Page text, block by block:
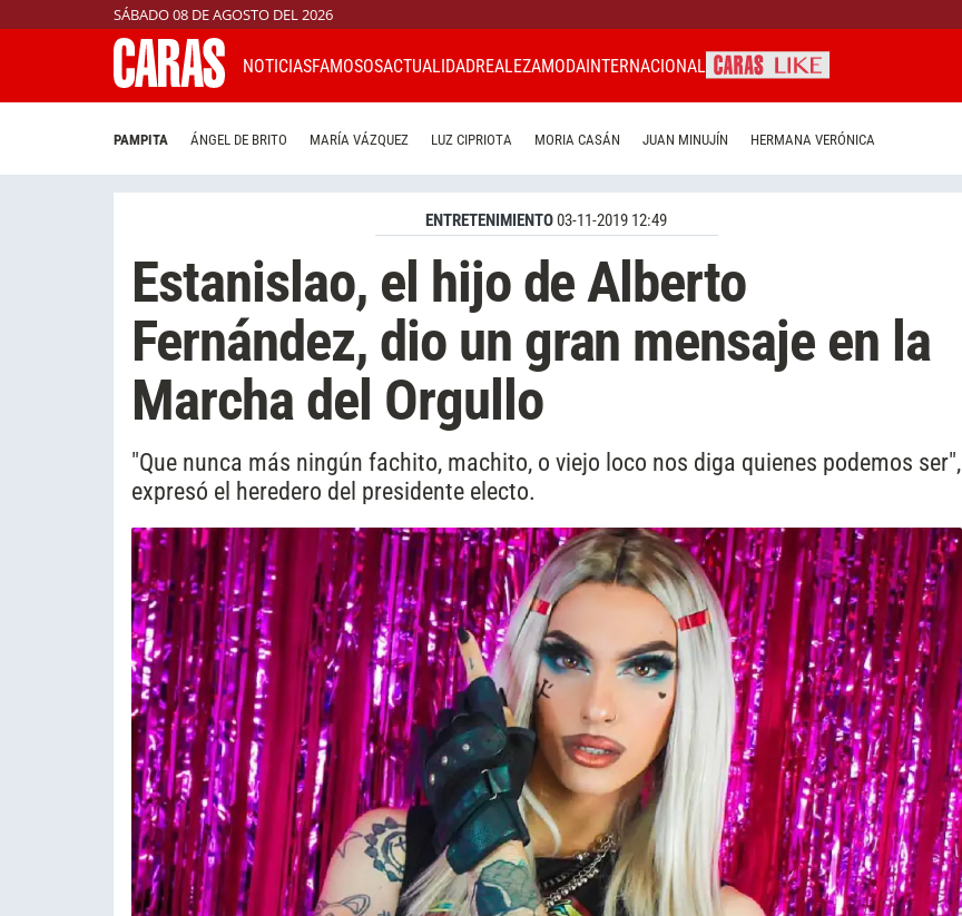
SÁBADO 08 DE AGOSTO DEL 2026
NOTICIASFAMOSOSACTUALIDADREALEZAMODAINTERNACIONAL
PAMPITA ÁNGEL DE BRITO MARÍA VÁZQUEZ LUZ CIPRIOTA MORIA CASÁN JUAN MINUJÍN HERMANA VERÓNICA
ENTRETENIMIENTO03-11-2019 12:49
Estanislao, el hijo de Alberto
Fernández, dio un gran mensaje en la
Marcha del Orgullo
"Que nunca más ningún fachito, machito, o viejo loco nos diga quienes podemos ser",
expresó el heredero del presidente electo.